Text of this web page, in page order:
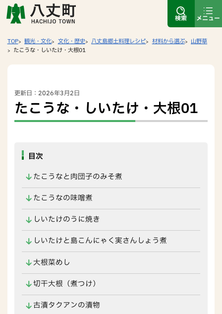
検索 メニュー
TOP 観光・文化 文化・歴史 八丈島郷土料理レシピ 材料から選ぶ
山野草
たこうな・しいたけ・大根01
更新日：2026年3月2日
たこうな・しいたけ・大根01
目次
たこうなと肉団子のみそ煮
たこうなの味噌煮
しいたけのうに焼き
しいたけと島こんにゃく実さんしょう煮
大根菜めし
切干大根（煮つけ）
古漬タクアンの漬物